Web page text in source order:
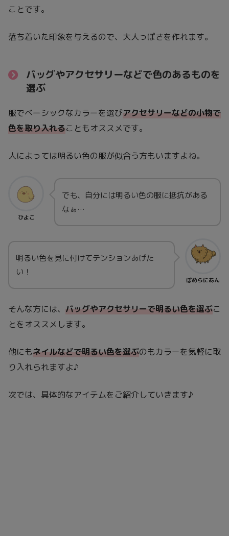
ことです。
落ち着いた印象を与えるので、大人っぽさを作れます。
バッグやアクセサリーなどで色のあるものを
選ぶ
服でベーシックなカラーを選びアクセサリーなどの小物で
色を取り入れることもオススメです。
人によっては明るい色の服が似合う方もいますよね。
ひよこ
でも、自分には明るい色の服に抵抗がある
なぁ…
ぽめらにあん
明るい色を見に付けてテンションあげた
い！
そんな方には、 バッグやアクセサリーで明るい色を選ぶこ
とをオススメします。
他にもネイルなどで明るい色を選ぶのもカラーを気軽に取
り入れられますよ♪
次では、具体的なアイテムをご紹介していきます♪